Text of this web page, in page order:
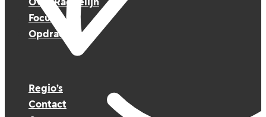
Focus
Opdrachten
Regio’s
Contact